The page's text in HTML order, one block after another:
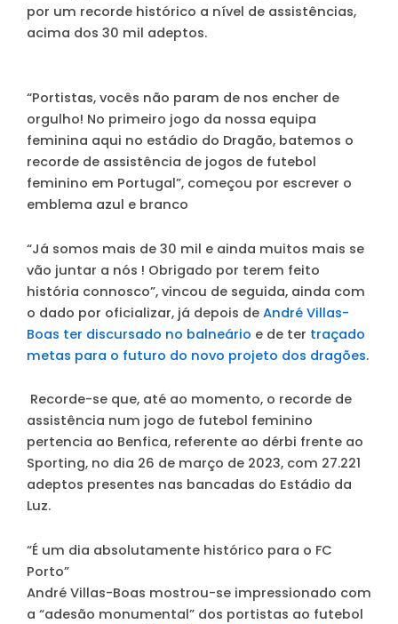
por um recorde histórico a nível de assistências,
acima dos 30 mil adeptos.
“Portistas, vocês não param de nos encher de
orgulho! No primeiro jogo da nossa equipa
feminina aqui no estádio do Dragão, batemos o
recorde de assistência de jogos de futebol
feminino em Portugal”, começou por escrever o
emblema azul e branco
“Já somos mais de 30 mil e ainda muitos mais se
vão juntar a nós ! Obrigado por terem feito
história connosco”, vincou de seguida, ainda com
o dado por oficializar, já depois de André Villas-
Boas ter discursado no balneário e de ter traçado
metas para o futuro do novo projeto dos dragões.
Recorde-se que, até ao momento, o recorde de
assistência num jogo de futebol feminino
pertencia ao Benfica, referente ao dérbi frente ao
Sporting, no dia 26 de março de 2023, com 27.221
adeptos presentes nas bancadas do Estádio da
Luz.
“É um dia absolutamente histórico para o FC
Porto”
André Villas-Boas mostrou-se impressionado com
a “adesão monumental” dos portistas ao futebol